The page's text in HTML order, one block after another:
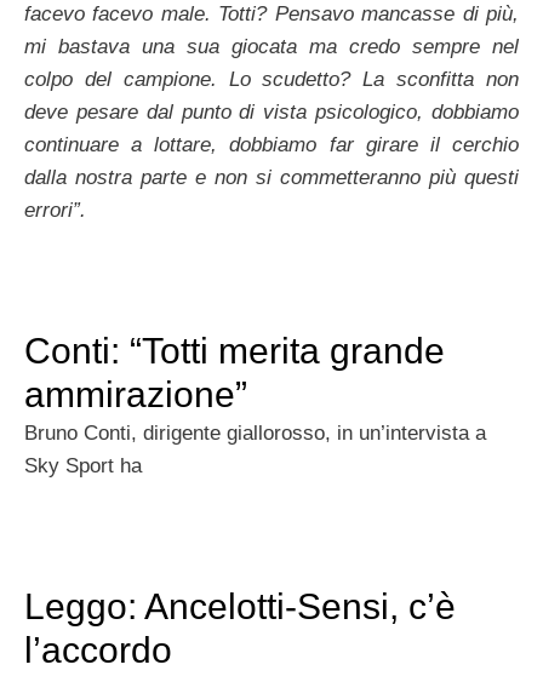
facevo facevo male. Totti? Pensavo mancasse di più,
mi bastava una sua giocata ma credo sempre nel
colpo del campione. Lo scudetto? La sconfitta non
deve pesare dal punto di vista psicologico, dobbiamo
continuare a lottare, dobbiamo far girare il cerchio
dalla nostra parte e non si commetteranno più questi
errori”.
Conti: “Totti merita grande
ammirazione”
Bruno Conti, dirigente giallorosso, in un’intervista a
Sky Sport ha
Leggo: Ancelotti-Sensi, c’è
l’accordo